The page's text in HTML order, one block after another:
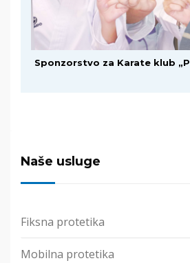
Sponzorstvo za Karate klub
Naše usluge
Fiksna protetika
Mobilna protetika